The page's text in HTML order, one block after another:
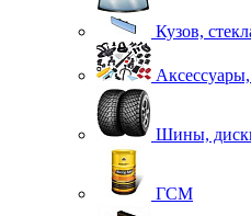
Кузов,
Шины,
ГСМ